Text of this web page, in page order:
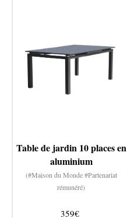
Table de jardin 10 places en
aluminium
(#Maison du Monde #Partenariat
rémunéré)
359€